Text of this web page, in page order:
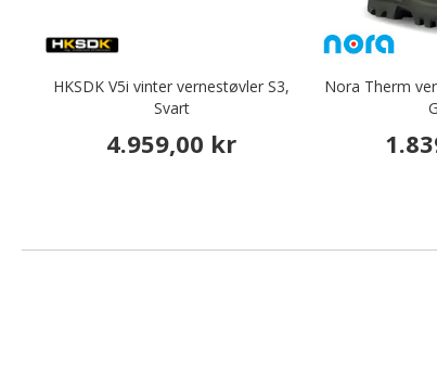
HKSDK V5i vinter vernestøvler S3,
Svart
4.959,00 kr
Nora Therm